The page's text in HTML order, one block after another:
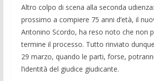
Altro colpo di scena alla seconda
prossimo a compiere 75 anni d’età, il
Antonino Scordo, ha reso noto che non
termine il processo. Tutto rinviato
29 marzo, quando le parti, forse,
l’identità del giudice giudicante.